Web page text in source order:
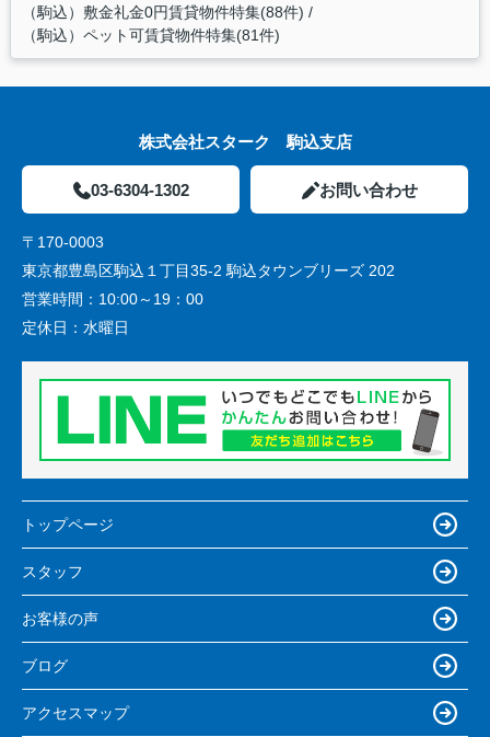
（駒込）敷金礼金0円賃貸物件特集(88件)
（駒込）ペット可賃貸物件特集(81件)
株式会社スターク 駒込支店
03-6304-1302 お問い合わせ
〒170-0003
東京都豊島区駒込１丁目35-2 駒込タウンブリーズ 202
営業時間： 10:00～19：00
定休日： 水曜日
トップページ
スタッフ
お客様の声
ブログ
アクセスマップ